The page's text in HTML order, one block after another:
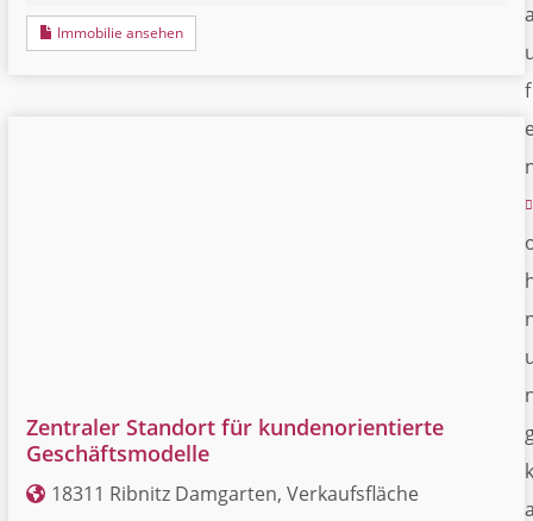
Immobilie ansehen
Zentraler Standort für kundenorientierte
Geschäftsmodelle
18311 Ribnitz Damgarten, Verkaufsfläche
f
k